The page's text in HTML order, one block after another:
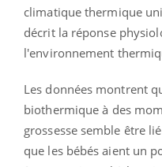
climatique thermique
décrit la réponse
l'environnement
Les données montrent
biothermique à des
grossesse semble être
que les bébés aient un